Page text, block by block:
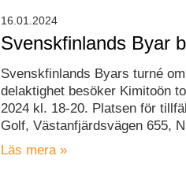
Svenskfinlands Byar
Svenskfinlands Byars turné
delaktighet besöker Kimitoön
2024 kl. 18-20. Platsen för
Golf, Västanfjärdsvägen 655,
Läs mera »
16.01.2024